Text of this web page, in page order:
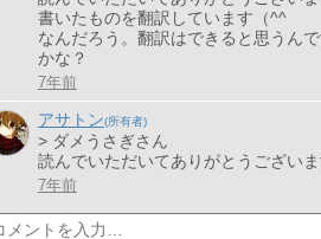
書いたものを翻訳しています（^^
なんだろう。翻訳はできると思うん
かな？
7年前
アサトン
> ダメうさぎさん
読んでいただいてありがとうございま
7年前